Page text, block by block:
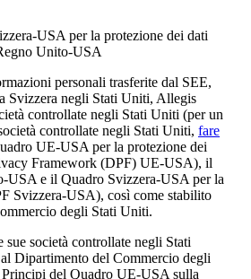
USA per la protezione dei dati
Unito-USA
personali trasferite dal SEE,
Svizzera negli Stati Uniti, Allegis
controllate negli Stati Uniti (per un
controllate negli Stati Uniti, fare
UE-USA per la protezione dei
Framework (DPF) UE-USA), il
USA e il Quadro Svizzera-USA per la
Svizzera-USA), così come stabilito
degli Stati Uniti.
società controllate negli Stati
Dipartimento del Commercio degli
del Quadro UE-USA sulla